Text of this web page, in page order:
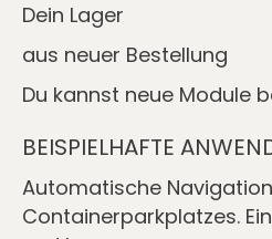
Dein Lager
aus neuer Bestellung
Du kannst neue Module
BEISPIELHAFTE
Automatische
Containerparkplatzes.